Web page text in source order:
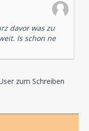
davor was zu
Is schon ne
zum Schreiben